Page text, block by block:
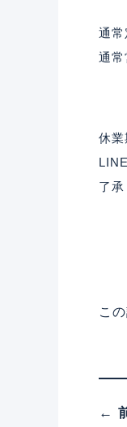
通常
通
休業
了承
こ
←